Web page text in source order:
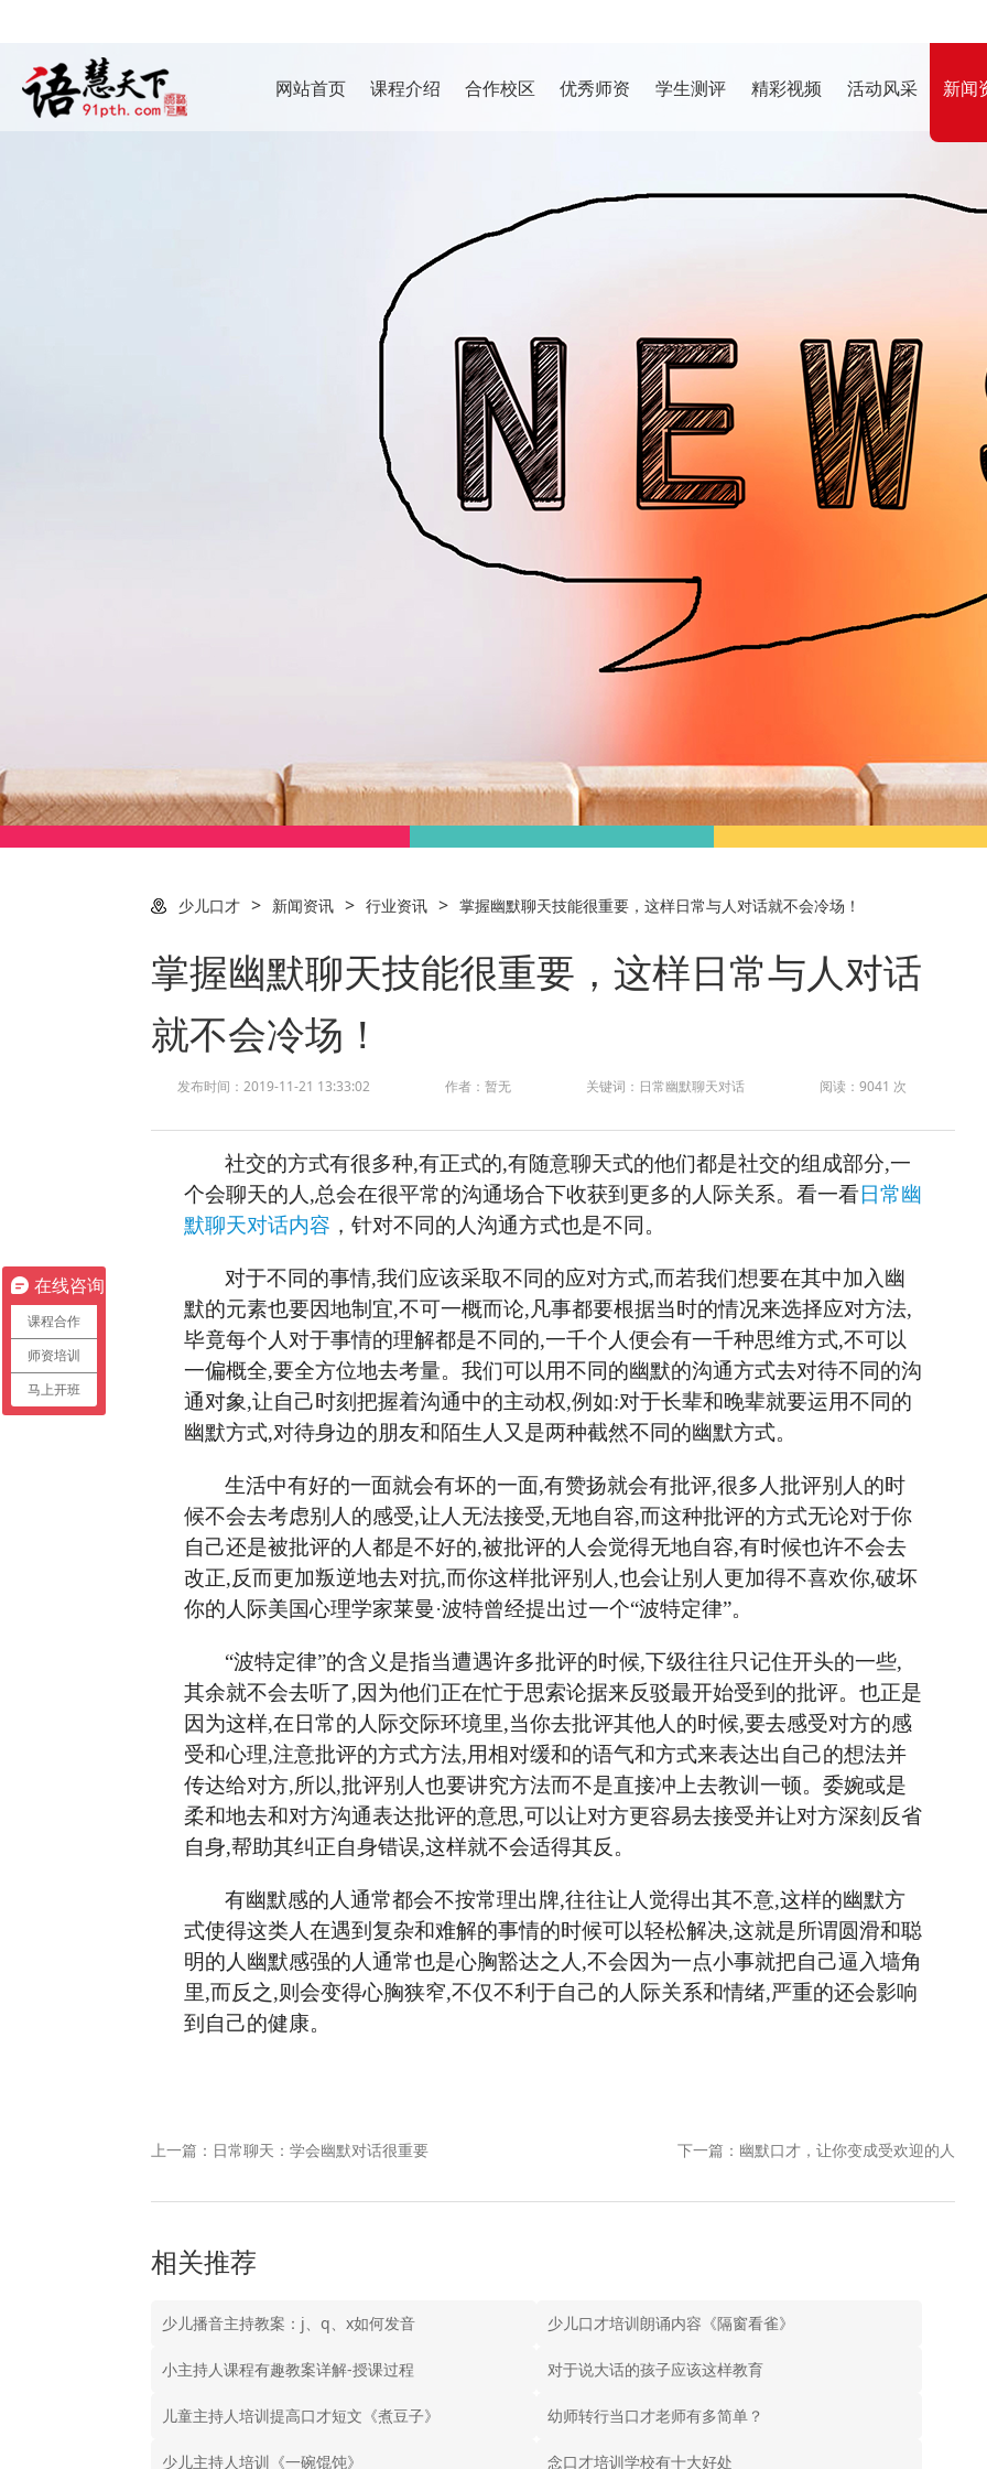
网站首页 课程介绍 合作校区 优秀师资 学生测评 精彩视频 活动风采 新闻
少儿口才 > 新闻资讯 > 行业资讯 > 掌握幽默聊天技能很重要，这样日常与人对话就不会冷场！
掌握幽默聊天技能很重要，这样日常与人对话
就不会冷场！
发布时间：2019-11-21 13:33:02 作者：暂无 关键词：日常幽默聊天对话 阅读：9041 次
社交的方式有很多种,有正式的,有随意聊天式的他们都是社交的组成部分,一
个会聊天的人,总会在很平常的沟通场合下收获到更多的人际关系。看一看日常幽
默聊天对话内容 ，针对不同的人沟通方式也是不同。
对于不同的事情,我们应该采取不同的应对方式,而若我们想要在其中加入幽
默的元素也要因地制宜,不可一概而论,凡事都要根据当时的情况来选择应对方法,
毕竟每个人对于事情的理解都是不同的,一千个人便会有一千种思维方式,不可以
一偏概全,要全方位地去考量。我们可以用不同的幽默的沟通方式去对待不同的沟
通对象,让自己时刻把握着沟通中的主动权,例如:对于长辈和晚辈就要运用不同的
幽默方式,对待身边的朋友和陌生人又是两种截然不同的幽默方式。
生活中有好的一面就会有坏的一面,有赞扬就会有批评,很多人批评别人的时
候不会去考虑别人的感受,让人无法接受,无地自容,而这种批评的方式无论对于你
自己还是被批评的人都是不好的,被批评的人会觉得无地自容,有时候也许不会去
改正,反而更加叛逆地去对抗,而你这样批评别人,也会让别人更加得不喜欢你,破坏
你的人际美国心理学家莱曼·波特曾经提出过一个“波特定律”。
“波特定律”的含义是指当遭遇许多批评的时候,下级往往只记住开头的一些,
其余就不会去听了,因为他们正在忙于思索论据来反驳最开始受到的批评。也正是
因为这样,在日常的人际交际环境里,当你去批评其他人的时候,要去感受对方的感
受和心理,注意批评的方式方法,用相对缓和的语气和方式来表达出自己的想法并
传达给对方,所以,批评别人也要讲究方法而不是直接冲上去教训一顿。委婉或是
柔和地去和对方沟通表达批评的意思,可以让对方更容易去接受并让对方深刻反省
自身,帮助其纠正自身错误,这样就不会适得其反。
有幽默感的人通常都会不按常理出牌,往往让人觉得出其不意,这样的幽默方
式使得这类人在遇到复杂和难解的事情的时候可以轻松解决,这就是所谓圆滑和聪
明的人幽默感强的人通常也是心胸豁达之人,不会因为一点小事就把自己逼入墙角
里,而反之,则会变得心胸狭窄,不仅不利于自己的人际关系和情绪,严重的还会影响
到自己的健康。
上一篇：日常聊天：学会幽默对话很重要 下一篇：幽默口才，让你变成受欢迎的人
相关推荐
少儿播音主持教案：j、q、x如何发音 少儿口才培训朗诵内容《隔窗看雀》
小主持人课程有趣教案详解-授课过程 对于说大话的孩子应该这样教育
儿童主持人培训提高口才短文《煮豆子》 幼师转行当口才老师有多简单？
少儿主持人培训《一碗馄饨》 念口才培训学校有十大好处
在线咨询
课程合作
师资培训
马上开班